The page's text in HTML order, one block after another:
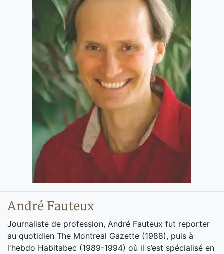
André Fauteux
Journaliste de profession, André Fauteux fut reporter
au quotidien The Montreal Gazette (1988), puis à
l'hebdo Habitabec (1989-1994) où il s’est spécialisé en